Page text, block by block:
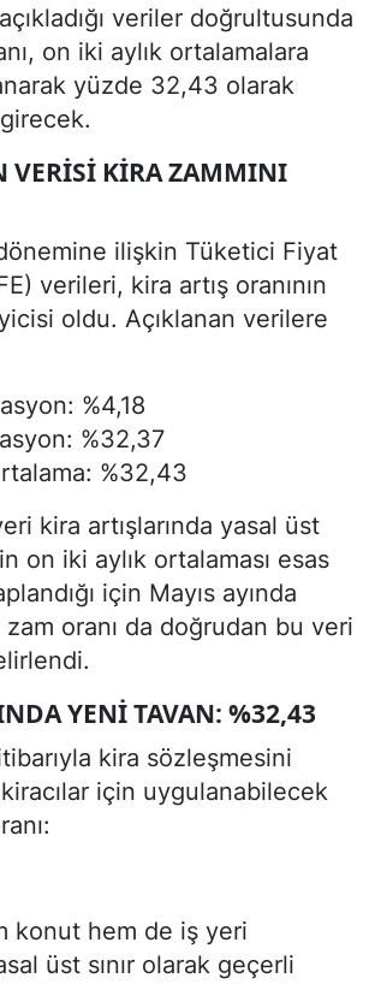
veriler doğrultusunda
on iki aylık ortalamalara
yüzde 32,43 olarak
VERISI KIRA ZAMMINI
ilişkin Tüketici Fiyat
verileri, kira artış oranının
oldu. Açıklanan verilere
%4,18
%32,37
%32,43
kira artışlarında yasal üst
on iki aylık ortalaması esas
için Mayıs ayında
oranı da doğrudan bu veri
YENI TAVAN: %32,43
kira sözleşmesini
için uygulanabilecek
konut hem de iş yeri
üst sınır olarak geçerli